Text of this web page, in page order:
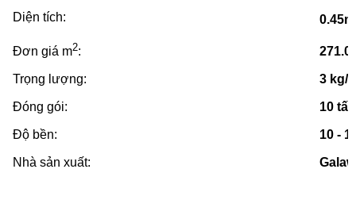
Diện tích: 0.45m
Đơn giá m2:
Trọng lượng: 3 kg/
Đóng gói: 10
Độ bền: 10 -
Nhà sản xuất: